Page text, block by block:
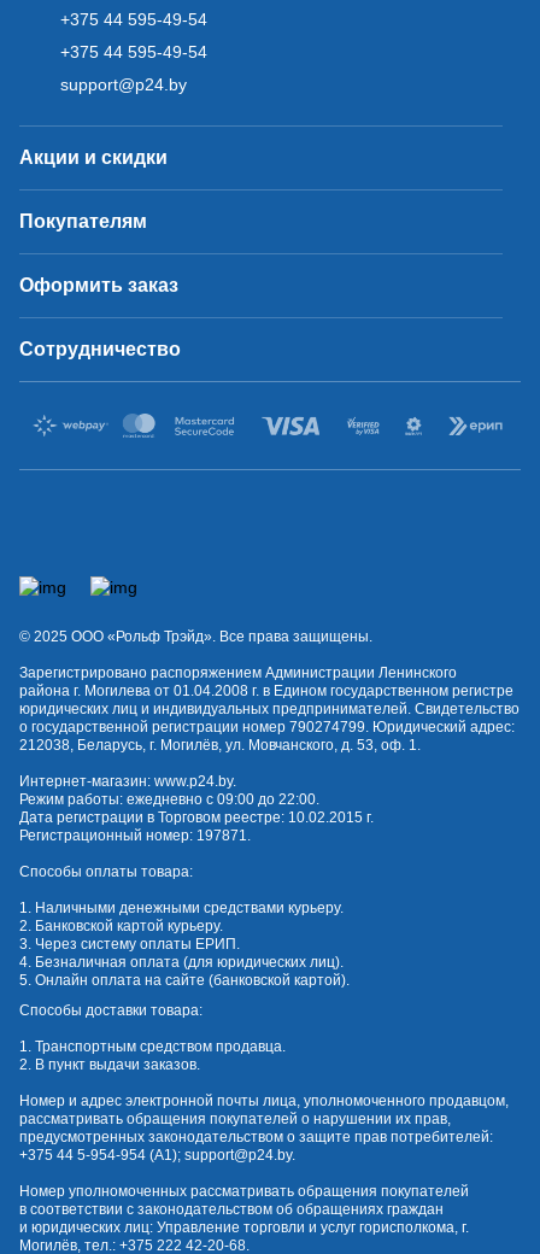
+375 44 595-49-54
+375 44 595-49-54
support@p24.by
Акции и скидки
Покупателям
Оформить заказ
Сотрудничество
© 2025 OOO «Рольф Трэйд». Все права защищены.
Зарегистрировано распоряжением Администрации Ленинского
района г. Могилева от 01.04.2008 г. в Едином государственном регистре
юридических лиц и индивидуальных предпринимателей. Свидетельство
о государственной регистрации номер 790274799. Юридический адрес:
212038, Беларусь, г. Могилёв, ул. Мовчанского, д. 53, оф. 1.
Интернет-магазин: www.p24.by.
Режим работы: ежедневно с 09:00 до 22:00.
Дата регистрации в Торговом реестре: 10.02.2015 г.
Регистрационный номер: 197871.
Способы оплаты товара:
1. Наличными денежными средствами курьеру.
2. Банковской картой курьеру.
3. Через систему оплаты ЕРИП.
4. Безналичная оплата (для юридических лиц).
5. Онлайн оплата на сайте (банковской картой).
Способы доставки товара:
1. Транспортным средством продавца.
2. В пункт выдачи заказов.
Номер и адрес электронной почты лица, уполномоченного продавцом,
рассматривать обращения покупателей о нарушении их прав,
предусмотренных законодательством о защите прав потребителей:
+375 44 5-954-954 (А1); support@p24.by.
Номер уполномоченных рассматривать обращения покупателей
в соответствии с законодательством об обращениях граждан
и юридических лиц: Управление торговли и услуг горисполкома, г.
Могилёв, тел.: +375 222 42-20-68.